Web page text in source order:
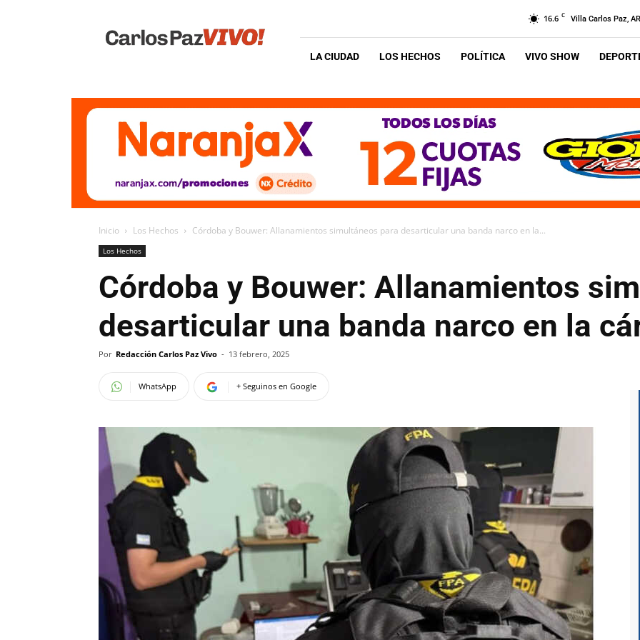
Vivo
16.6 C Villa Carlos Paz, AR
LA CIUDAD LOS HECHOS POLÍTICA VIVO SHOW
Inicio Los Hechos Córdoba y Bouwer: Allanamientos simultáneos para desarticular una banda narco en la...
Los Hechos
Córdoba y Bouwer: Allanamientos
desarticular una banda narco en la
Por Redacción Carlos Paz Vivo - 13 febrero, 2025
WhatsApp + Seguinos en Google